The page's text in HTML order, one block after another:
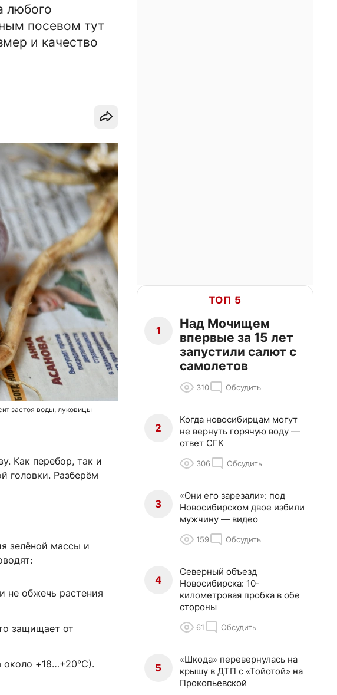
любого
посевом тут
и качество
застоя воды, луковицы
Как перебор, так и
головки. Разберём
зелёной массы и
не обжечь растения
защищает от
около +18…+20°С).
ТОП 5
1
Над Мочищем
впервые за 15 лет
запустили салют с
самолетов
310 Обсудить
2
Когда новосибирцам могут
не вернуть горячую воду —
ответ СГК
306 Обсудить
3
«Они его зарезали»: под
Новосибирском двое избили
мужчину — видео
159 Обсудить
4
Северный объезд
Новосибирска: 10-
километровая пробка в обе
стороны
61 Обсудить
5
«Шкода» перевернулась на
крышу в ДТП с «Тойотой» на
Прокопьевской